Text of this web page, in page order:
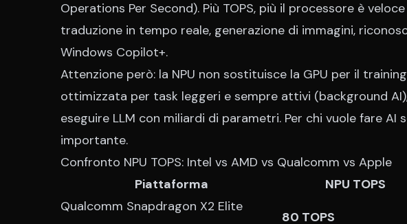
Operations Per Second). Più TOPS, più il processore è
traduzione in tempo reale, generazione di immagini,
Windows Copilot+.
Attenzione però: la NPU non sostituisce la GPU per il
ottimizzata per task leggeri e sempre attivi (background
eseguire LLM con miliardi di parametri. Per chi vuole fare AI
importante.
Confronto NPU TOPS: Intel vs AMD vs Qualcomm vs Apple
Piattaforma
NPU TOPS
Qualcomm Snapdragon X2 Elite
80 TOPS